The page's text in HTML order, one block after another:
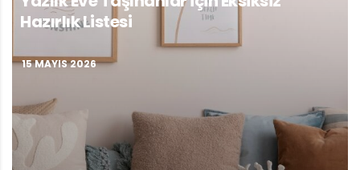
Hazırlık Listesi
15 MAYIS 2026